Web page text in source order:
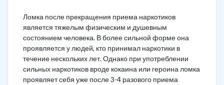
Ломка после прекращения приема наркотиков
является тяжелым физическим и душевным
состоянием человека. В более сильной форме она
проявляется у людей, кто принимал наркотики в
течение нескольких лет. Однако при употреблении
сильных наркотиков вроде кокаина или героина ломка
проявляет себя уже после 3-4 разового приема